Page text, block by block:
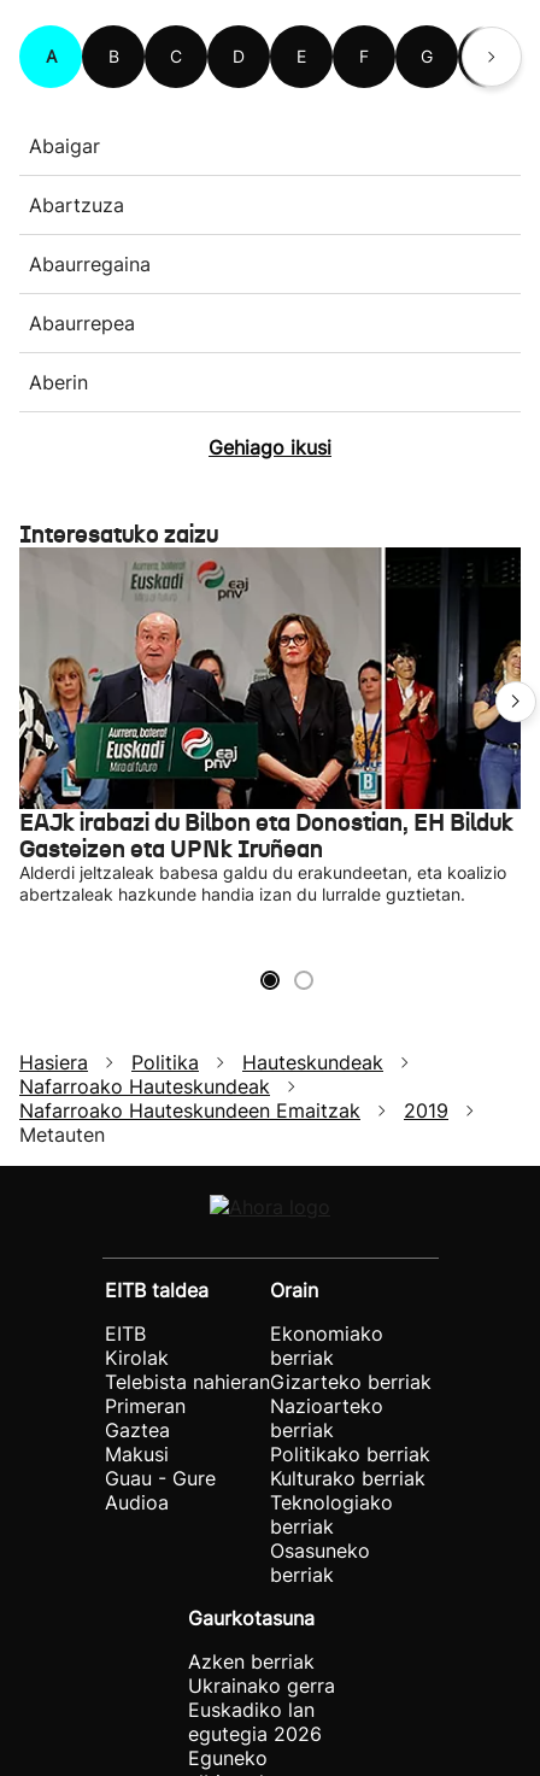
A B C D E F G H
Abaigar
Abartzuza
Abaurregaina
Abaurrepea
Aberin
Gehiago ikusi
Interesatuko zaizu
EAJk irabazi du Bilbon eta Donostian, EH Bilduk
Gasteizen eta UPNk Iruñean
Alderdi jeltzaleak babesa galdu du erakundeetan, eta koalizio
abertzaleak hazkunde handia izan du lurralde guztietan.
Hasiera Politika
Hauteskundeak
Nafarroako Hauteskundeak
Nafarroako Hauteskundeen Emaitzak
2019
Metauten
EITB taldea
EITB
Kirolak
Telebista nahieran
Primeran
Gaztea
Makusi
Guau - Gure
Audioa
Orain
Ekonomiako
berriak
Gizarteko berriak
Nazioarteko
berriak
Politikako berriak
Kulturako berriak
Teknologiako
berriak
Osasuneko
berriak
Gaurkotasuna
Azken berriak
Ukrainako gerra
Euskadiko lan
egutegia 2026
Eguneko